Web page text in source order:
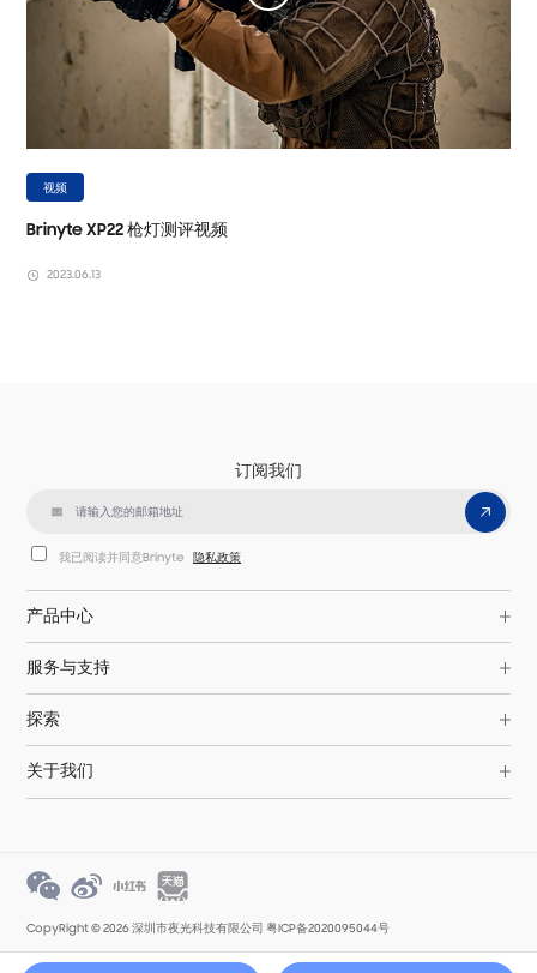
视频
Brinyte XP22 枪灯测评视频
2023.06.13
订阅我们
我已阅读并同意Brinyte 隐私政策
产品中心
服务与支持
探索
关于我们
CopyRight © 2026 深圳市夜光科技有限公司粤ICP备2020095044号